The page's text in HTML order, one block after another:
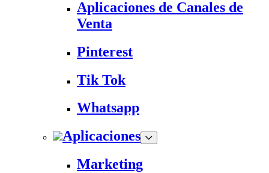
Aplicaciones de Canales de
Venta
Pinterest
Tik Tok
Whatsapp
Aplicaciones
Marketing